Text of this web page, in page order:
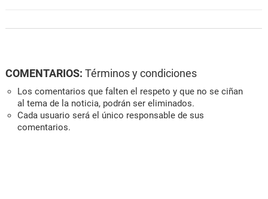
COMENTARIOS: Términos y condiciones
Los comentarios que falten el respeto y que no se ciñan
al tema de la noticia, podrán ser eliminados.
Cada usuario será el único responsable de sus
comentarios.